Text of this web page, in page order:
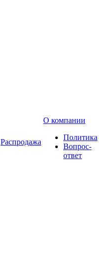
Распродажа
О компании
Политика
Вопрос-
ответ